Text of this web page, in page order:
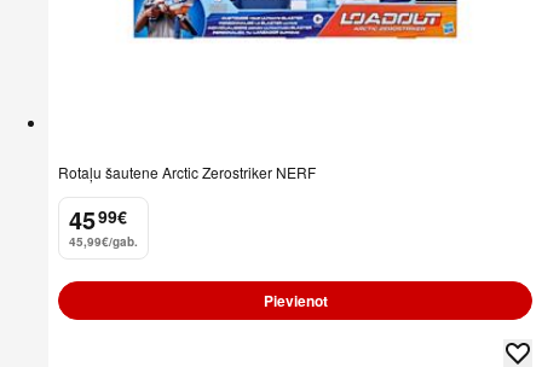
Rotaļu šautene Arctic Zerostriker NERF
45
. 99€
45,99€/gab.
Pievienot